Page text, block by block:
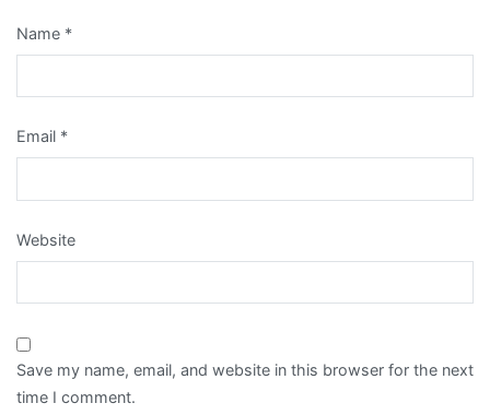
Name *
Email *
Website
Save my name, email, and website in this browser for the next
time I comment.